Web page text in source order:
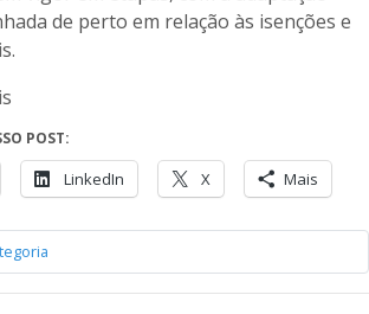
de perto em relação às isenções e
POST:
LinkedIn X Mais